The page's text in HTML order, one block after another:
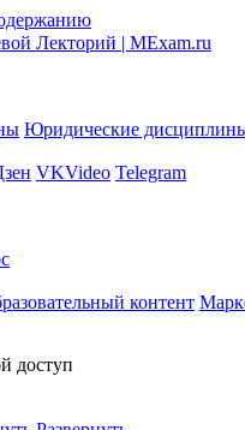
Юридические
VKVideo Telegram
контент
доступ